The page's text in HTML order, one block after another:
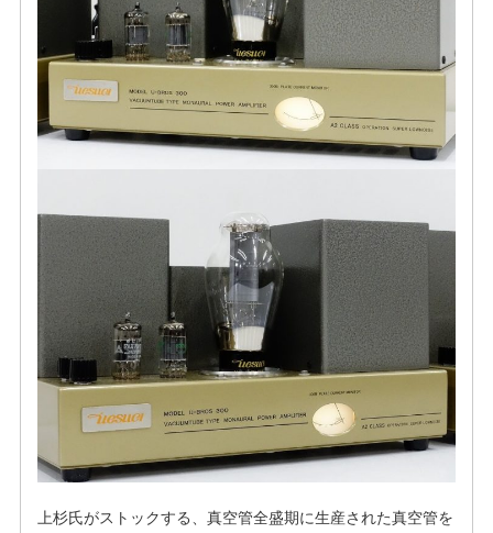
上杉氏がストックする、真空管全盛期に生産された真空管を